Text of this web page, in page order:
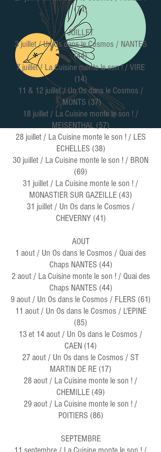
(74)
JUILLET
3 juillet / Un Os dans le Cosmos / NANTES
(44)
7 juillet / La Cuisine monte le son ! / VIRE
(14)
11 & 12 juillet / Un Os dans le Cosmos /
MONTS (37)
18 juillet / La Cuisine monte le son ! /
MEISENTHAL (57)
28 juillet / La Cuisine monte le son ! / LES
ECHELLES (38)
30 juillet / La Cuisine monte le son ! / BRON
(69)
31 juillet / La Cuisine monte le son ! /
MONASTIER SUR GAZEILLE (43)
31 juillet / Un Os dans le Cosmos /
CHEVERNY (41)
AOUT
1 aout / Un Os dans le Cosmos / Quai des
Chaps NANTES (44)
2 aout / La Cuisine monte le son ! / Quai des
Chaps NANTES (44)
9 aout / Un Os dans le Cosmos / FLERS (61)
11 aout / Un Os dans le Cosmos / L'EPINE
(85)
13 et 14 aout / Un Os dans le Cosmos /
CAEN (14)
27 aout / Un Os dans le Cosmos / ST
MARTIN DE RE (17)
28 aout / La Cuisine monte le son ! /
CHEMILLE (49)
29 aout / La Cuisine monte le son ! /
POITIERS (86)
SEPTEMBRE